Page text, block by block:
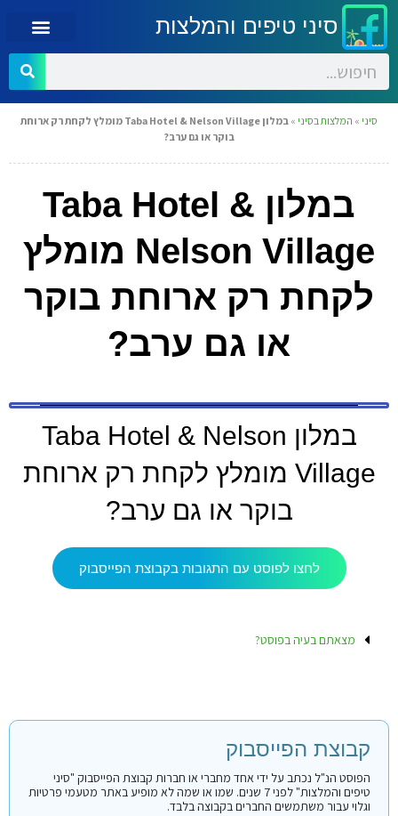
סיני טיפים והמלצות
סיני » המלצות בסיני »
במלון Taba Hotel & Nelson Village מומלץ לקחת רק ארוחת
בוקר או גם ערב?
במלון Taba Hotel &
Nelson Village מומלץ
לקחת רק ארוחת בוקר
או גם ערב?
במלון Taba Hotel & Nelson
Village מומלץ לקחת רק ארוחת
בוקר או גם ערב?
לחצו לפוסט עם התגובות בקבוצת הפייסבוק
מצאתם בעיה בפוסט?
קבוצת הפייסבוק
הפוסט הנ"ל נכתב על ידי אחד מחברי או חברות קבוצת הפייסבוק "סיני
טיפים והמלצות" לפני 7 שנים. שמו או שמה לא מופיע באתר מטעמי פרטיות
וגלוי עבור משתמשים החברים בקבוצה בלבד.